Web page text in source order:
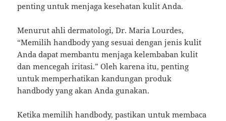
penting untuk menjaga kesehatan kulit Anda.
Menurut ahli dermatologi, Dr. Maria Lourdes,
“Memilih handbody yang sesuai dengan jenis kulit
Anda dapat membantu menjaga kelembaban kulit
dan mencegah iritasi.” Oleh karena itu, penting
untuk memperhatikan kandungan produk
handbody yang akan Anda gunakan.
Ketika memilih handbody, pastikan untuk membaca